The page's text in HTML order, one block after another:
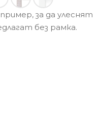
за да улеснят
без рамка.